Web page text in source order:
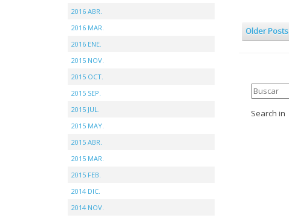
Older Posts
Search in
2016 ABR.
2016 MAR.
2016 ENE.
2015 NOV.
2015 OCT.
2015 SEP.
2015 JUL.
2015 MAY.
2015 ABR.
2015 MAR.
2015 FEB.
2014 DIC.
2014 NOV.